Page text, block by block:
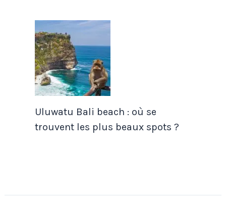
Uluwatu Bali beach : où se
trouvent les plus beaux spots ?